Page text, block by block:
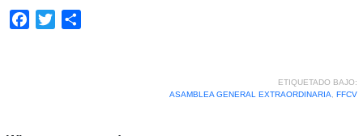
Facebook
Twitter
ETIQUETADO BAJO:
ASAMBLEA GENERAL EXTRAORDINARIA
FFCV